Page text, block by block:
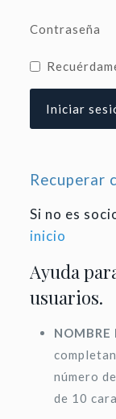
Contraseña
Recuperar
Si no es
inicio
Ayuda
usuarios.
NOMBRE
número
de 10